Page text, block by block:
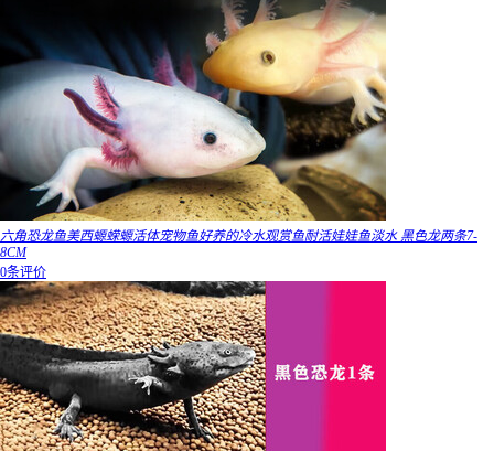
六角恐龙鱼美西螈蝾螈活体宠物鱼好养的冷水观赏鱼耐活娃娃鱼淡水 黑色龙两条7-
8CM
0条评价